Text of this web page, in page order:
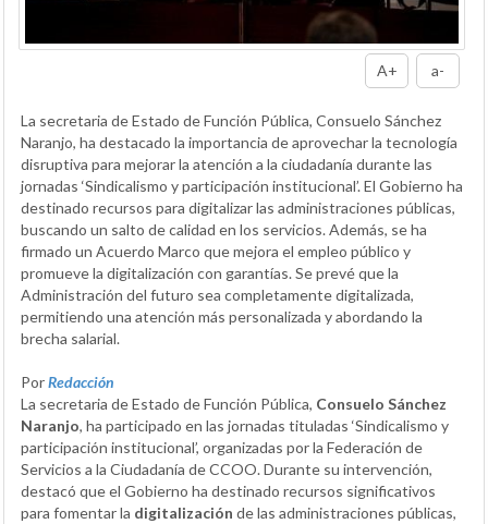
A+ a-
La secretaria de Estado de Función Pública, Consuelo Sánchez
Naranjo, ha destacado la importancia de aprovechar la tecnología
disruptiva para mejorar la atención a la ciudadanía durante las
jornadas ‘Sindicalismo y participación institucional’. El Gobierno ha
destinado recursos para digitalizar las administraciones públicas,
buscando un salto de calidad en los servicios. Además, se ha
firmado un Acuerdo Marco que mejora el empleo público y
promueve la digitalización con garantías. Se prevé que la
Administración del futuro sea completamente digitalizada,
permitiendo una atención más personalizada y abordando la
brecha salarial.
PorRedacción
La secretaria de Estado de Función Pública, Consuelo Sánchez
Naranjo, ha participado en las jornadas tituladas ‘Sindicalismo y
participación institucional’, organizadas por la Federación de
Servicios a la Ciudadanía de CCOO. Durante su intervención,
destacó que el Gobierno ha destinado recursos significativos
para fomentar la digitalización de las administraciones públicas,